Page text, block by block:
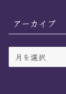
ー
アーカイブ
ー